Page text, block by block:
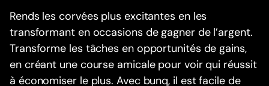
Rends les corvées plus excitantes en les
transformant en occasions de gagner de l’argent.
Transforme les tâches en opportunités de gains,
en créant une course amicale pour voir qui réussit
à économiser le plus. Avec bunq, il est facile de